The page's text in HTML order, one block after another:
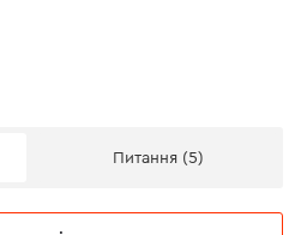
Питання (5)